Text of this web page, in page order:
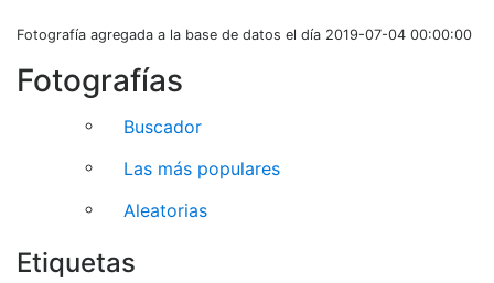
Fotografía agregada a la base de datos el día 2019-07-04 00:00:00
Fotografías
Buscador
Las más populares
Aleatorias
Etiquetas